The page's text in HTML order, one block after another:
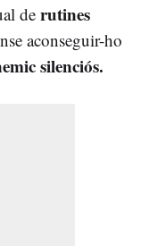
de rutines
aconseguir-ho
silenciós.